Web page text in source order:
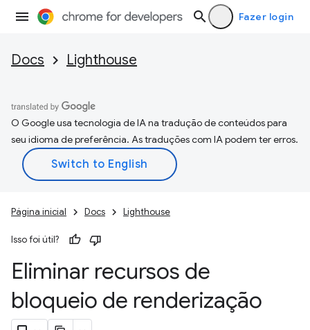
Fazer login
Docs Lighthouse
O Google usa tecnologia de IA na tradução de conteúdos para
seu idioma de preferência. As traduções com IA podem ter erros.
Página inicial Docs Lighthouse
Isso foi útil?
Eliminar recursos de
bloqueio de renderização